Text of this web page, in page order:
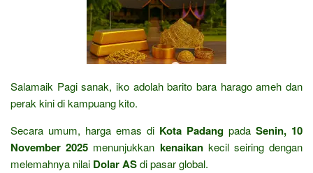
Salamaik Pagi sanak, iko adolah barito bara harago ameh dan
perak kini di kampuang kito.
Secara umum, harga emas di Kota Padang pada Senin, 10
November 2025 menunjukkan kenaikankecil seiring dengan
melemahnya nilai Dolar ASdi pasar global.